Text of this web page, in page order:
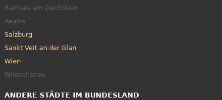
Ramsau am Dachstein
Reutte
Salzburg
Sankt Veit an der Glan
Wien
Wildschönau
ANDERE STÄDTE IM BUNDESLAND